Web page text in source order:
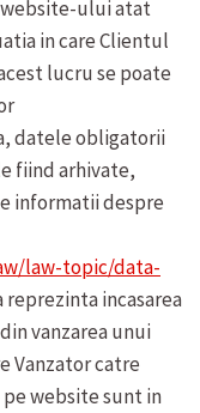
ului atat
in care Clientul
lucru se poate
datele obligatorii
fiind arhivate,
informatii despre
law-topic/data-
incasarea
vanzarea unui
Vanzator catre
website sunt in